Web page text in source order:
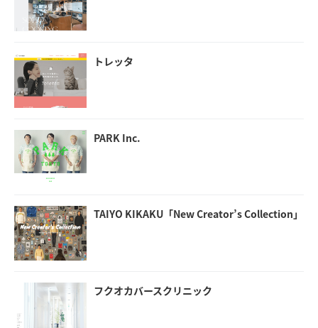
トレッタ
PARK Inc.
TAIYO KIKAKU「New Creator’s Collection」
フクオカバースクリニック